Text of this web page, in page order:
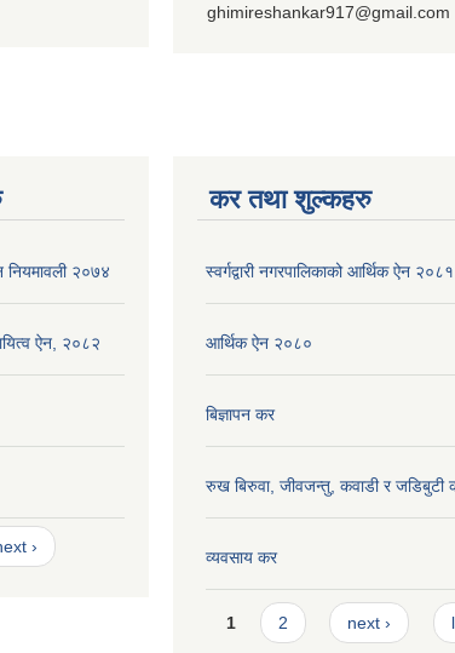
ghimireshankar917@gmail.com
नियमावली २०७४
ऐन, २०८२
›
कर तथा शुल्कहरु
स्वर्गद्वारी नगरपालिकाको आर्थिक ऐन २०८१
आर्थिक ऐन २०८०
बिज्ञापन कर
रुख बिरुवा, जीवजन्तु, कवाडी र जडिबुटी
व्यवसाय कर
Pages
1 2 next ›